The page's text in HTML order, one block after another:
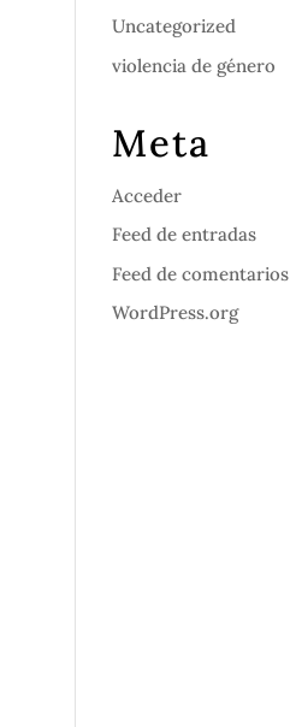
Uncategorized
violencia de género
Meta
Acceder
Feed de entradas
Feed de comentarios
WordPress.org